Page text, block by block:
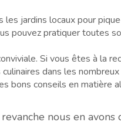
jardins locaux pour
pouvez pratiquer toutes
Si vous êtes à la
dans les
bons conseils en matière
nous en avons